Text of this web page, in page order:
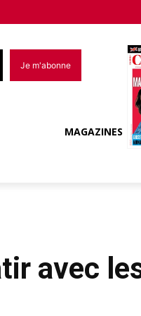
Je m'abonne
MAGAZINES
avec